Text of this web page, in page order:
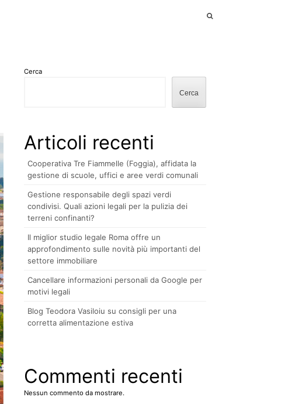
Cerca
Cerca
Articoli recenti
Cooperativa Tre Fiammelle (Foggia), affidata la
gestione di scuole, uffici e aree verdi comunali
Gestione responsabile degli spazi verdi
condivisi. Quali azioni legali per la pulizia dei
terreni confinanti?
Il miglior studio legale Roma offre un
approfondimento sulle novità più importanti del
settore immobiliare
Cancellare informazioni personali da Google per
motivi legali
Blog Teodora Vasiloiu su consigli per una
corretta alimentazione estiva
Commenti recenti
Nessun commento da mostrare.